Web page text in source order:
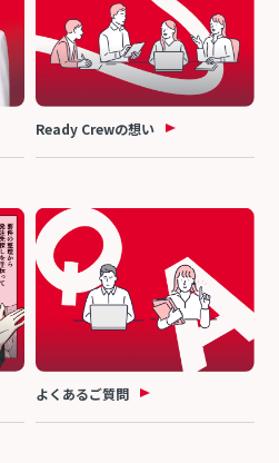
Ready Crewの想い
よくあるご質問